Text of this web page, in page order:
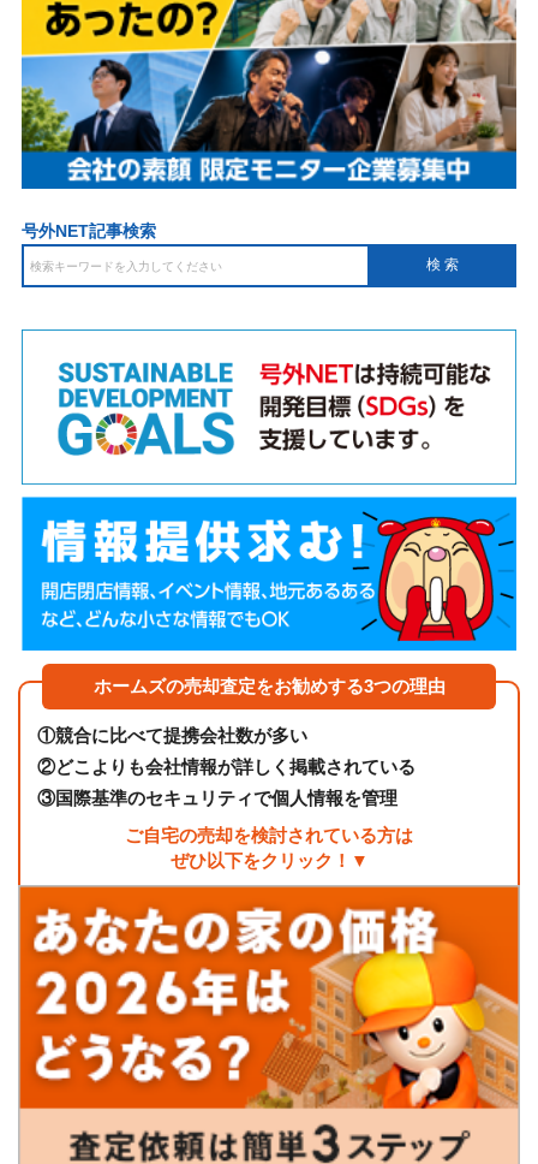
号外NET記事検索
ホームズの売却査定をお勧めする3つの理由
①競合に比べて提携会社数が多い
②どこよりも会社情報が詳しく掲載されている
③国際基準のセキュリティで個人情報を管理
ご自宅の売却を検討されている方は
ぜひ以下をクリック！▼